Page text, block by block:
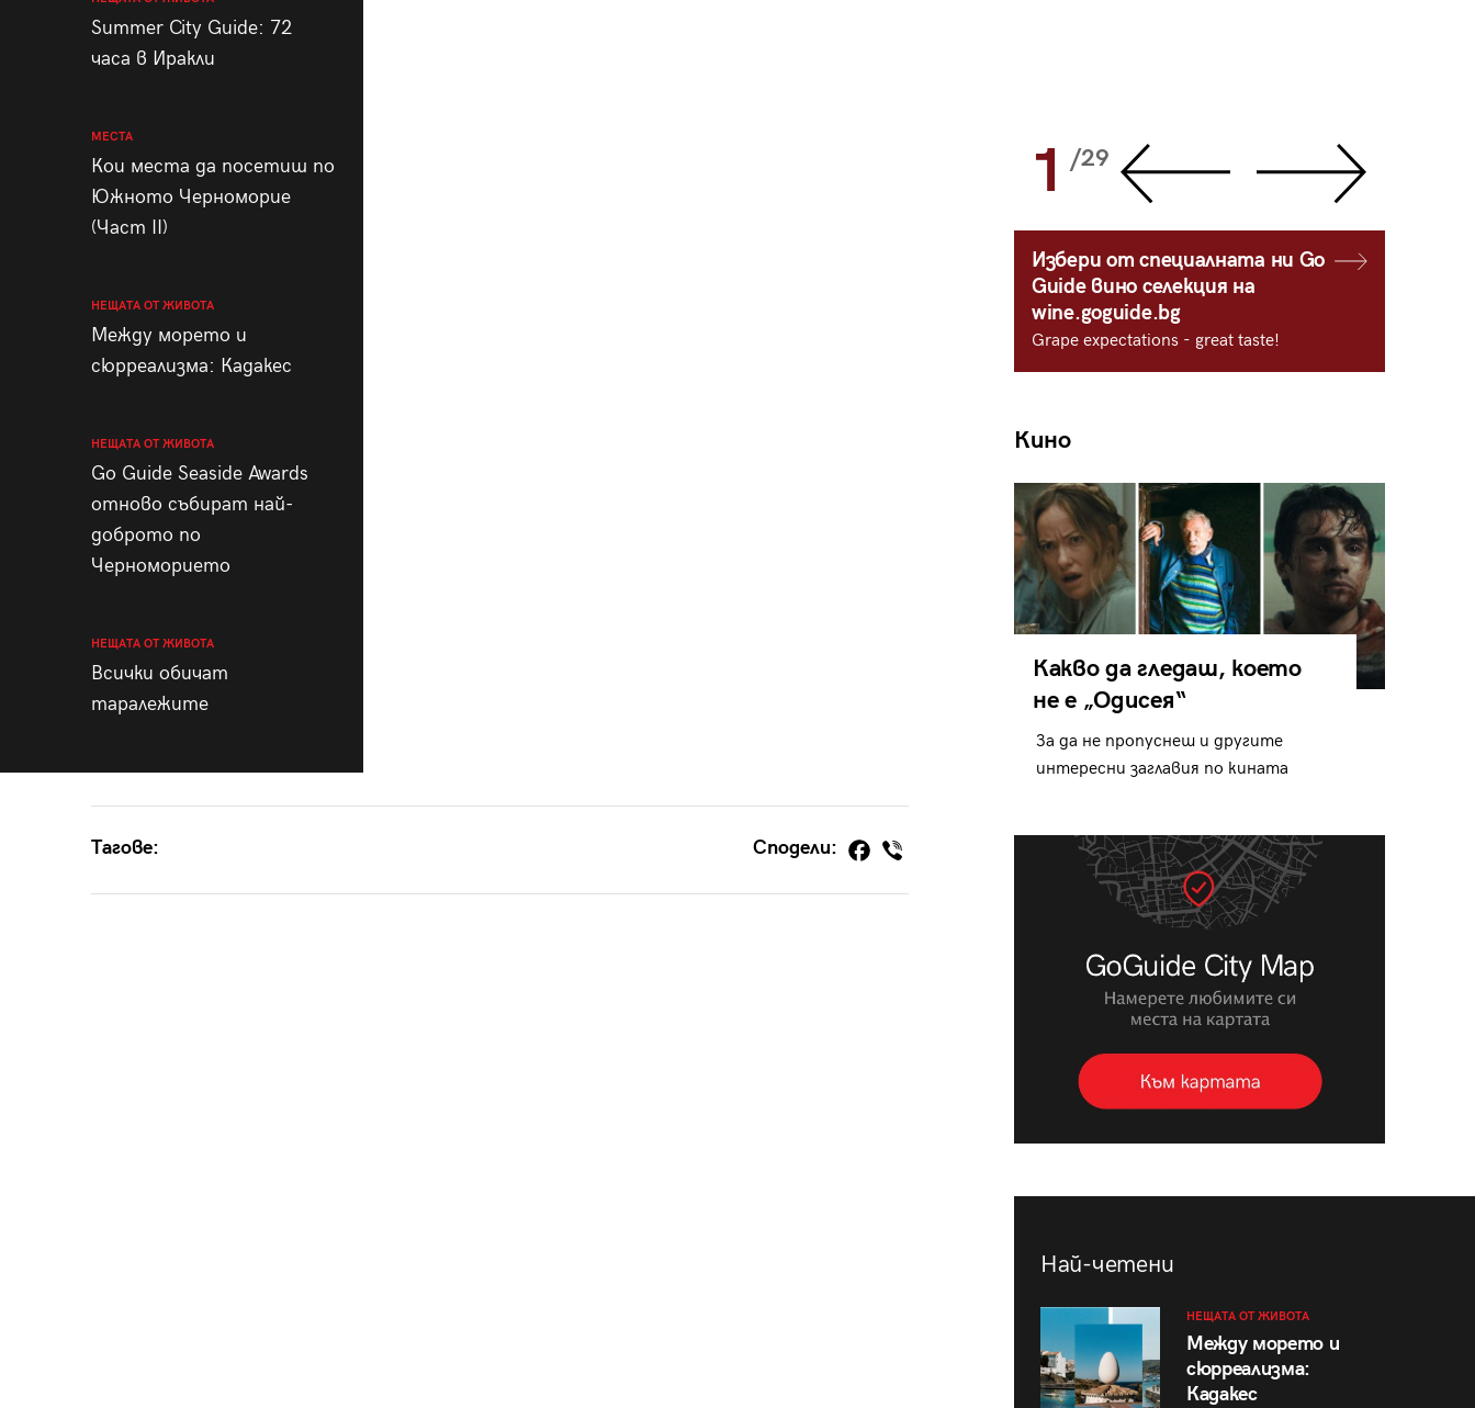
Summer City Guide: 72
часа в Иракли
МЕСТА
Кои места да посетиш по
Южното Черноморие
(Част II)
НЕЩАТА ОТ ЖИВОТА
Между морето и
сюрреализма: Кадакес
НЕЩАТА ОТ ЖИВОТА
Go Guide Seaside Awards
отново събират най-
доброто по
Черноморието
НЕЩАТА ОТ ЖИВОТА
Всички обичат
таралежите
Тагове: Сподели:
28/29 1 /29
Избери от специалната ни Go
Guide вино селекция на
wine.goguide.bg
Grape expectations - great taste!
Кино
Какво да гледаш, което
не е „Одисея“
За да не пропуснеш и другите
интересни заглавия по кината
Най-четени
НЕЩАТА ОТ ЖИВОТА
Между морето и
сюрреализма:
Кадакес